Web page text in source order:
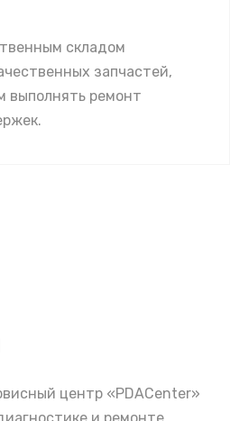
складом
запчастей,
выполнять ремонт
центр «PDACenter»